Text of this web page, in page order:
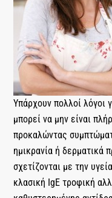
Υπάρχουν πολλοί λόγοι
μπορεί να μην είναι
προκαλώντας
ημικρανία ή δερματικά
σχετίζονται με την
κλασική IgE τροφική